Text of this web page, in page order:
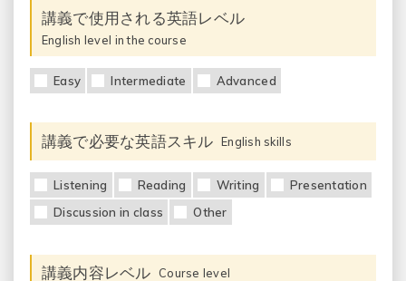
講義で使用される英語レベル
English level in the course
Easy Intermediate Advanced
講義で必要な英語スキル English skills
Listening Reading Writing
Presentation
Discussion in class
Other
講義内容レベル Course level